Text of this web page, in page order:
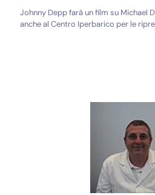
Johnny Depp farà un film su Michael
anche al Centro Iperbarico per le